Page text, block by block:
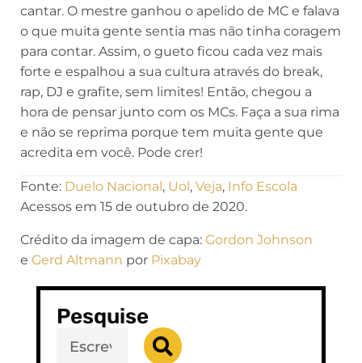
cantar. O mestre ganhou o apelido de MC e falava
o que muita gente sentia mas não tinha coragem
para contar. Assim, o gueto ficou cada vez mais
forte e espalhou a sua cultura através do break,
rap, DJ e grafite, sem limites! Então, chegou a
hora de pensar junto com os MCs. Faça a sua rima
e não se reprima porque tem muita gente que
acredita em você. Pode crer!
Fonte: Duelo Nacional, Uol, Veja, Info Escola
Acessos em 15 de outubro de 2020.
Crédito da imagem de capa: Gordon Johnson
e Gerd Altmann por Pixabay
Pesquise